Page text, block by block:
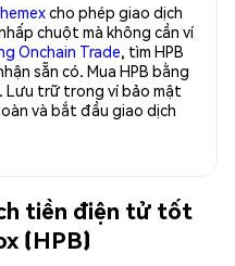
cho phép giao dịch
chuột mà không cần ví
Onchain Trade, tìm HPB
sẵn có. Mua HPB bằng
Lưu trữ trong ví bảo mật
và bắt đầu giao dịch
tiền điện tử tốt
(HPB)